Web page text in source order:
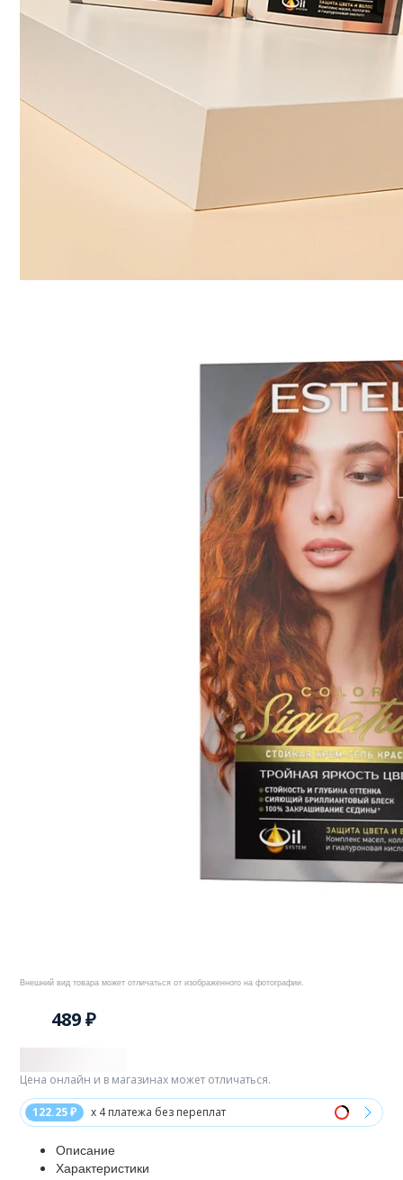
Внешний вид товара может отличаться от изображенного на фотографии.
489 ₽
122.25 ₽ x 4 платежа без переплат
Цена онлайн и в магазинах может отличаться.
Описание
Характеристики